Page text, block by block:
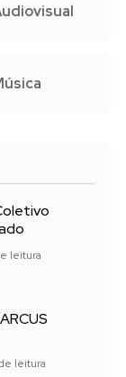
leitura
leitura